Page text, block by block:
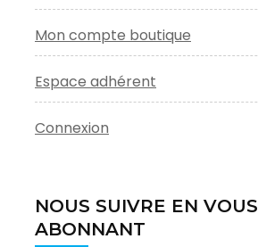
Mon compte boutique
Espace adhérent
Connexion
NOUS SUIVRE EN VOUS
ABONNANT